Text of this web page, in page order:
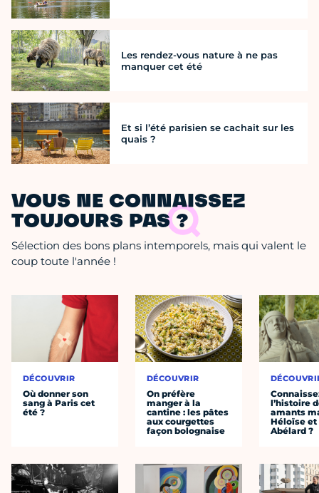
Les rendez-vous nature à ne pas
manquer cet été
Et si l’été parisien se cachait sur les
quais ?
VOUS NE CONNAISSEZ
TOUJOURS PAS ?
Sélection des bons plans intemporels, mais qui valent le
coup toute l'année !
DÉCOUVRIR
Où donner son
sang à Paris cet
été ?
DÉCOUVRIR
On préfère
manger à la
cantine : les pâtes
aux courgettes
façon bolognaise
l’histoire
amants
Héloïse et
Abélard ?